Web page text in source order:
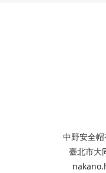
中野安全
臺北市大